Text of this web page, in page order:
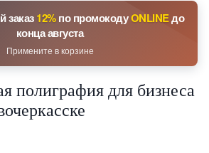
заказ12%по промокодуONLINEдо
конца августа
Примените в корзине
полиграфия для бизнеса